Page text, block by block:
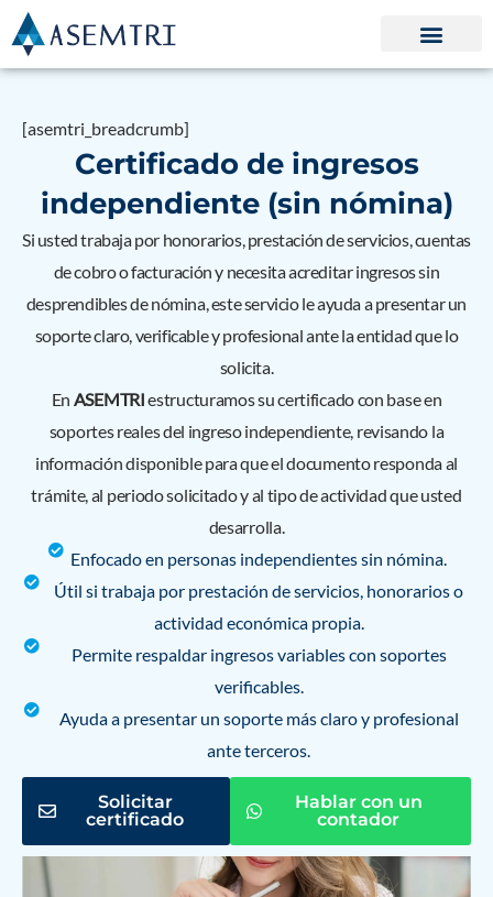
al
contenido
[asemtri_breadcrumb]
Certificado de ingresos
independiente (sin nómina)
Si usted trabaja por honorarios, prestación de servicios, cuentas
de cobro o facturación y necesita acreditar ingresos sin
desprendibles de nómina, este servicio le ayuda a presentar un
soporte claro, verificable y profesional ante la entidad que lo
solicita.
En ASEMTRIestructuramos su certificado con base en
soportes reales del ingreso independiente, revisando la
información disponible para que el documento responda al
trámite, al periodo solicitado y al tipo de actividad que usted
desarrolla.
Enfocado en personas independientes sin nómina.
Útil si trabaja por prestación de servicios, honorarios o
actividad económica propia.
Permite respaldar ingresos variables con soportes
verificables.
Ayuda a presentar un soporte más claro y profesional
ante terceros.
Solicitar
certificado
Hablar con un
contador